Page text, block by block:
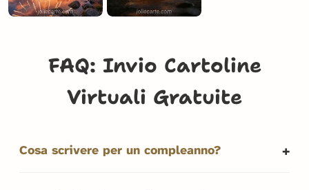
FAQ: Invio Cartoline
Virtuali Gratuite
Cosa scrivere per un compleanno?